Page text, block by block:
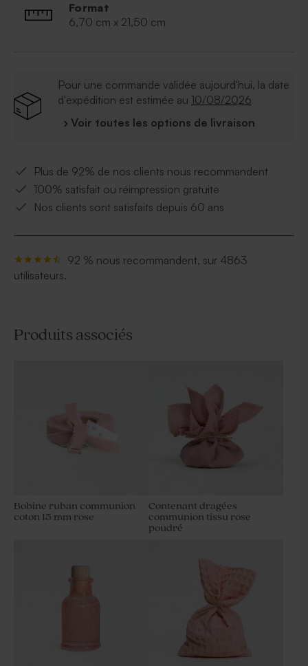
Format
6,70 cm x 21,50 cm
Pour une commande validée aujourd'hui, la date
d'expédition est estimée au 10/08/2026
› Voir toutes les options de livraison
Plus de 92% de nos clients nous recommandent
100% satisfait ou réimpression gratuite
Nos clients sont satisfaits depuis 60 ans
92 % nous recommandent, sur 4863
utilisateurs.
Produits associés
Bobine ruban communion
coton 15 mm rose
Contenant dragées
communion tissu rose
poudré